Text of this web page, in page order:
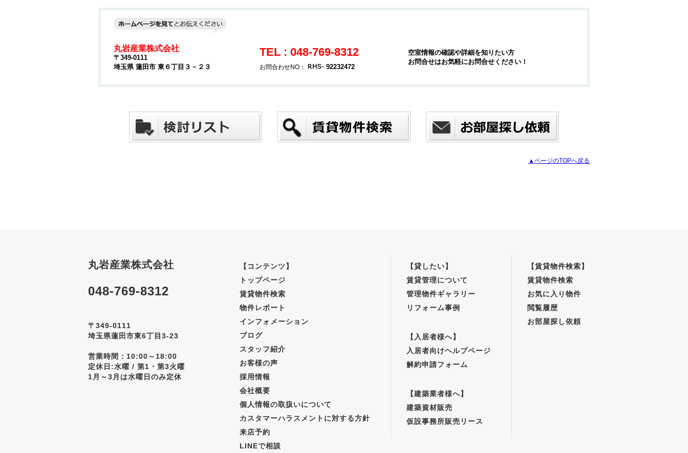
丸岩産業株式会社
〒349-0111
埼玉県 蓮田市 東６丁目３－２３
TEL : 048-769-8312
お問合わせNO： 92232472
空室情報の確認や詳細を知りたい方
お問合せはお気軽にお問合せください！
▲ページのTOPへ戻る
丸岩産業株式会社
048-769-8312
〒349-0111
埼玉県蓮田市東6丁目3-23
営業時間：10:00～18:00
定休日:水曜 / 第1・第3火曜
1月～3月は水曜日のみ定休
【コンテンツ】
トップページ
賃貸物件検索
物件レポート
インフォメーション
ブログ
スタッフ紹介
お客様の声
採用情報
会社概要
個人情報の取扱いについて
カスタマーハラスメントに対する方針
来店予約
LINEで相談
【貸したい】
賃貸管理について
管理物件ギャラリー
リフォーム事例
【入居者様へ】
入居者向けヘルプページ
解約申請フォーム
【建築業者様へ】
建築資材販売
仮設事務所販売リース
【賃貸物件検索】
賃貸物件検索
お気に入り物件
閲覧履歴
お部屋探し依頼